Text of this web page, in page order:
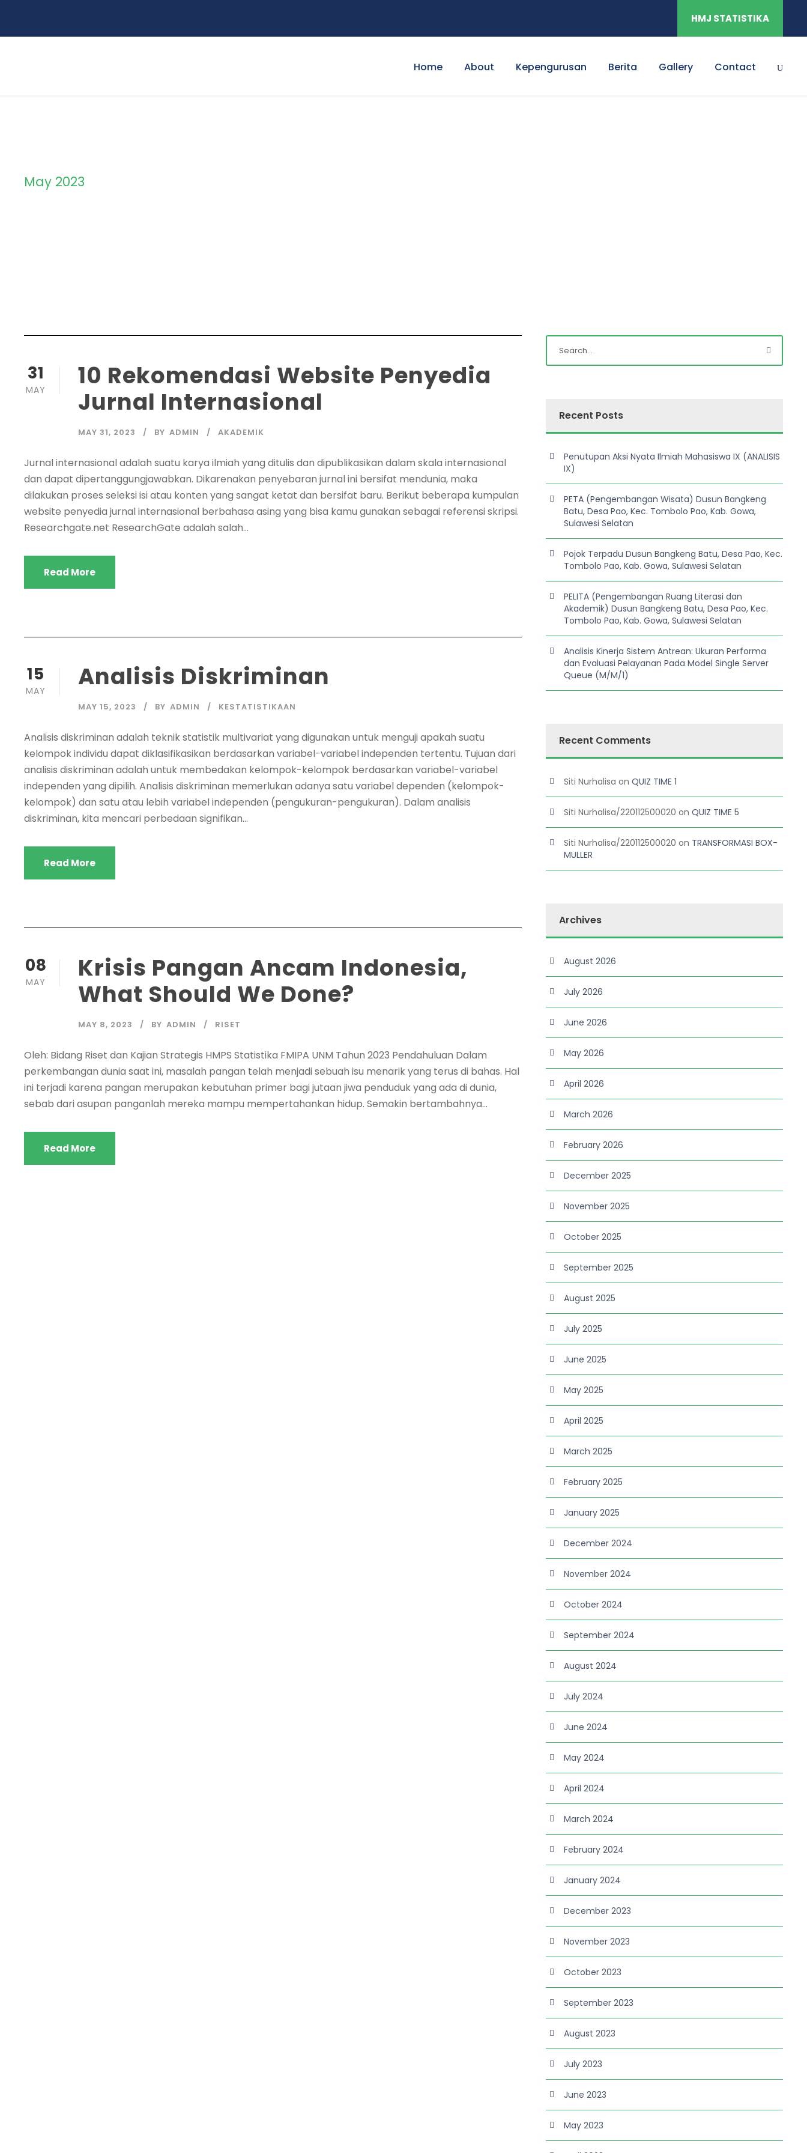
HMJ STATISTIKA
Home About Kepengurusan Berita Gallery Contact
May 2023
31
MAY
10 Rekomendasi Website Penyedia
Jurnal Internasional
MAY 31, 2023 BY ADMIN AKADEMIK
Jurnal internasional adalah suatu karya ilmiah yang ditulis dan dipublikasikan dalam skala internasional
dan dapat dipertanggungjawabkan. Dikarenakan penyebaran jurnal ini bersifat mendunia, maka
dilakukan proses seleksi isi atau konten yang sangat ketat dan bersifat baru. Berikut beberapa kumpulan
website penyedia jurnal internasional berbahasa asing yang bisa kamu gunakan sebagai referensi skripsi.
Researchgate.net ResearchGate adalah salah...
Read More
15
MAY Analisis Diskriminan
MAY 15, 2023 BY ADMIN KESTATISTIKAAN
Analisis diskriminan adalah teknik statistik multivariat yang digunakan untuk menguji apakah suatu
kelompok individu dapat diklasifikasikan berdasarkan variabel-variabel independen tertentu. Tujuan dari
analisis diskriminan adalah untuk membedakan kelompok-kelompok berdasarkan variabel-variabel
independen yang dipilih. Analisis diskriminan memerlukan adanya satu variabel dependen (kelompok-
kelompok) dan satu atau lebih variabel independen (pengukuran-pengukuran). Dalam analisis
diskriminan, kita mencari perbedaan signifikan...
Read More
08
MAY
Krisis Pangan Ancam Indonesia,
What Should We Done?
MAY 8, 2023 BY ADMIN RISET
Oleh: Bidang Riset dan Kajian Strategis HMPS Statistika FMIPA UNM Tahun 2023 Pendahuluan Dalam
perkembangan dunia saat ini, masalah pangan telah menjadi sebuah isu menarik yang terus di bahas. Hal
ini terjadi karena pangan merupakan kebutuhan primer bagi jutaan jiwa penduduk yang ada di dunia,
sebab dari asupan panganlah mereka mampu mempertahankan hidup. Semakin bertambahnya...
Read More
Recent Posts
Penutupan Aksi Nyata Ilmiah Mahasiswa IX (ANALISIS
IX)
PETA (Pengembangan Wisata) Dusun Bangkeng
Batu, Desa Pao, Kec. Tombolo Pao, Kab. Gowa,
Sulawesi Selatan
Pojok Terpadu Dusun Bangkeng Batu, Desa Pao, Kec.
Tombolo Pao, Kab. Gowa, Sulawesi Selatan
PELITA (Pengembangan Ruang Literasi dan
Akademik) Dusun Bangkeng Batu, Desa Pao, Kec.
Tombolo Pao, Kab. Gowa, Sulawesi Selatan
Analisis Kinerja Sistem Antrean: Ukuran Performa
dan Evaluasi Pelayanan Pada Model Single Server
Queue (M/M/1)
Recent Comments
Siti Nurhalisa onQUIZ TIME 1
Siti Nurhalisa/220112500020 onQUIZ TIME 5
Siti Nurhalisa/220112500020 on TRANSFORMASI BOX-
MULLER
Archives
August 2026
July 2026
June 2026
May 2026
April 2026
March 2026
February 2026
December 2025
November 2025
October 2025
September 2025
August 2025
July 2025
June 2025
May 2025
April 2025
March 2025
February 2025
January 2025
December 2024
November 2024
October 2024
September 2024
August 2024
July 2024
June 2024
May 2024
April 2024
March 2024
February 2024
January 2024
December 2023
November 2023
October 2023
September 2023
August 2023
July 2023
June 2023
May 2023